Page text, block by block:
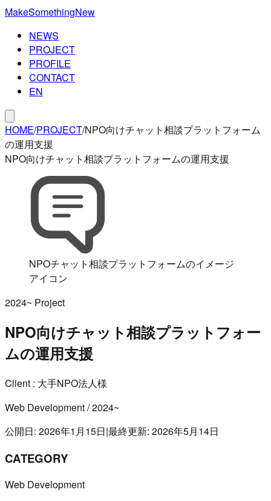
MakeSomethingNew
NEWS
PROJECT
PROFILE
CONTACT
EN
HOME/PROJECT/NPO向けチャット相談プラットフォーム
の運用支援
NPO向けチャット相談プラットフォームの運用支援
NPOチャット相談プラットフォームのイメージ
アイコン
2024~ Project
NPO向けチャット相談プラットフォー
ムの運用支援
Client : 大手NPO法人様
Web Development/2024~
公開日: 2026年1月15日|最終更新: 2026年5月14日
CATEGORY
Web Development